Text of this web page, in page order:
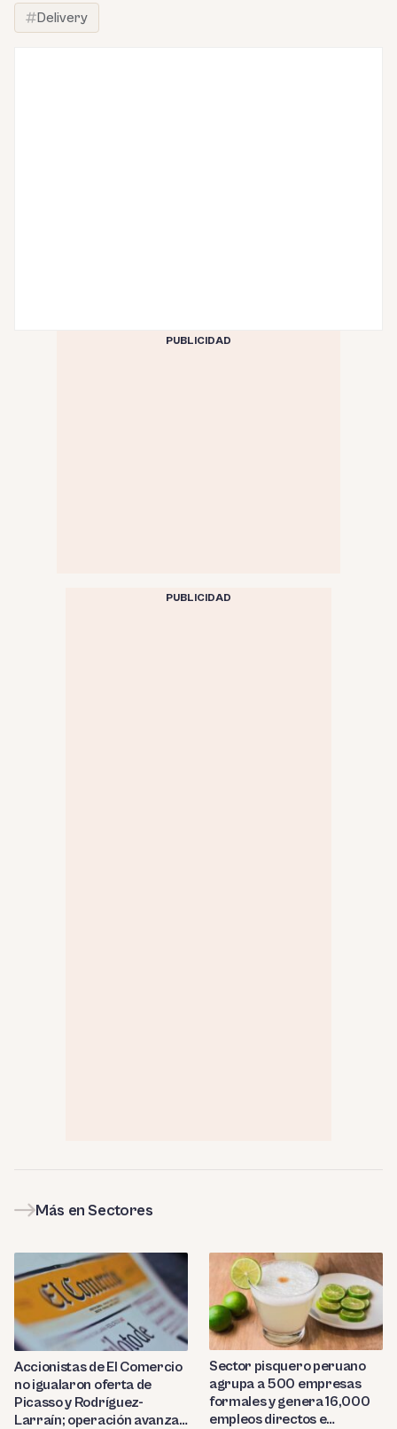
Delivery
PUBLICIDAD
PUBLICIDAD
Más en Sectores
Accionistas de El Comercio
no igualaron oferta de
Picasso y Rodríguez-
Larraín; operación avanza
Sector pisquero peruano
agrupa a 500 empresas
formales y genera 16,000
empleos directos e